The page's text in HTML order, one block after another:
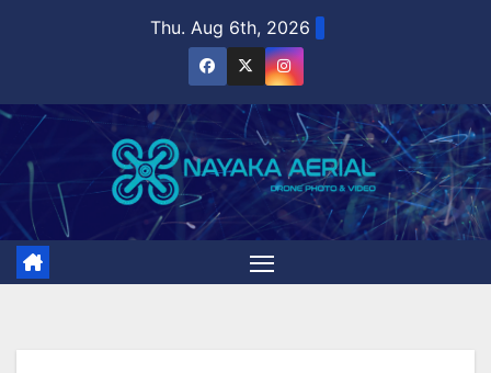
Thu. Aug 6th, 2026